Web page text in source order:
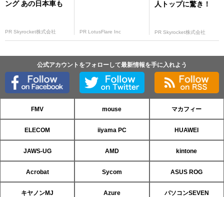
ング あの日本車も
PR Skyrocket株式会社 PR LotusFlare Inc
人トップに驚き！
PR Skyrocket株式会社
公式アカウントをフォローして最新情報を手に入れよう
FMV mouse マカフィー
ELECOM iiyama PC HUAWEI
JAWS-UG AMD kintone
Acrobat Sycom ASUS ROG
キヤノンMJ Azure パソコンSEVEN